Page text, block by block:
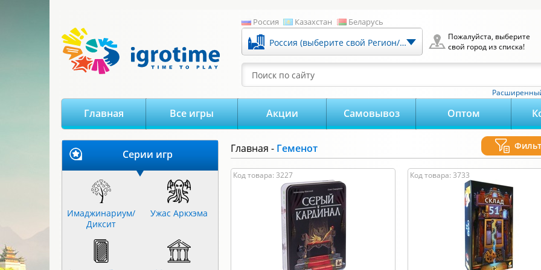
Россия Казахстан Беларусь
Россия (выберите свой Регион/Город)
Пожалуйста, выберите
свой город из списка!
Поиск по сайту
Главная Все игры Акции Самовывоз Оптом
Главная - Геменот
Цена: 0-15 000руб. Возраст:
Хит продаж
Код товара: 3227 Код товара: 3733
Серии игр
Имаджинариум/
Диксит
Ужас Аркхэма